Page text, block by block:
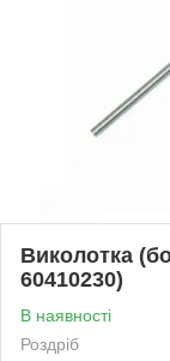
Виколотка
60410230)
В наявності
Роздріб